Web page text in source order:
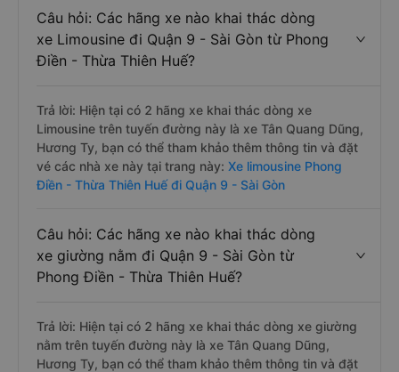
Câu hỏi: Các hãng xe nào khai thác dòng
xe Limousine đi Quận 9 - Sài Gòn từ Phong
Điền - Thừa Thiên Huế?
Trả lời: Hiện tại có 2 hãng xe khai thác dòng xe
Limousine trên tuyến đường này là xe Tân Quang Dũng,
Hương Ty, bạn có thể tham khảo thêm thông tin và đặt
vé các nhà xe này tại trang này: Xe limousine Phong
Điền - Thừa Thiên Huế đi Quận 9 - Sài Gòn
Câu hỏi: Các hãng xe nào khai thác dòng
xe giường nằm đi Quận 9 - Sài Gòn từ
Phong Điền - Thừa Thiên Huế?
Trả lời: Hiện tại có 2 hãng xe khai thác dòng xe giường
nằm trên tuyến đường này là xe Tân Quang Dũng,
Hương Ty, bạn có thể tham khảo thêm thông tin và đặt